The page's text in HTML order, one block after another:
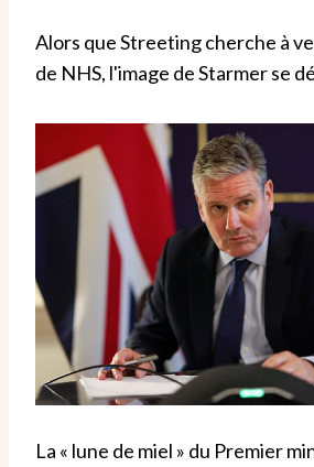
Alors que Streeting cherche à
de NHS, l'image de Starmer se
La « lune de miel » du Premier